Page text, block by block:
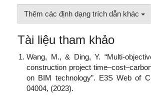
Thêm các định dạng trích dẫn khác
Tài liệu tham khảo
Wang, M., & Ding, Y. “Multi-
construction project
on BIM technology”. E3S Web of
04004, (2023).